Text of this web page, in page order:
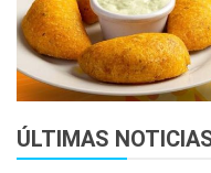
ÚLTIMAS